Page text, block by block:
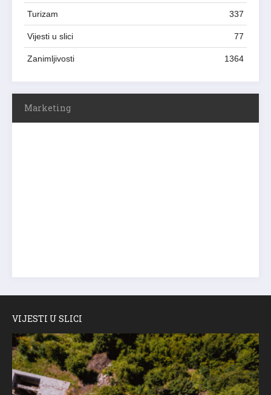
Turizam 337
Vijesti u slici 77
Zanimljivosti 1364
Marketing
VIJESTI U SLICI